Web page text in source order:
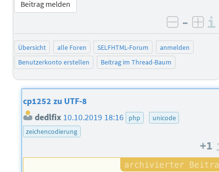
Beitrag melden
negativ
–
Übersicht alle Foren SELFHTML-Forum
anmelden
Benutzerkonto erstellen
Beitrag im Thread-Baum
cp1252 zu UTF-8
dedlfix 10.10.2019 18:16 php
unicode
zeichencodierung
+1